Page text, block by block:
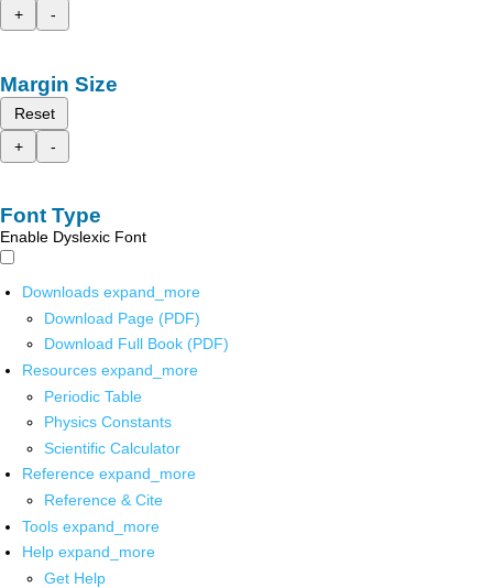
+
-
Margin Size
Reset
+
-
Font Type
Enable Dyslexic Font
Downloads expand_more
Download Page (PDF)
Download Full Book (PDF)
Resources expand_more
Periodic Table
Physics Constants
Scientific Calculator
Reference expand_more
Reference & Cite
Tools expand_more
Help expand_more
Get Help